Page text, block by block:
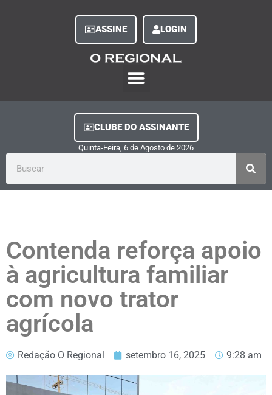
ASSINE LOGIN
CLUBE DO ASSINANTE
Quinta-Feira, 6 de Agosto de 2026
Contenda reforça apoio
à agricultura familiar
com novo trator
agrícola
Redação O Regional setembro 16, 2025 9:28 am